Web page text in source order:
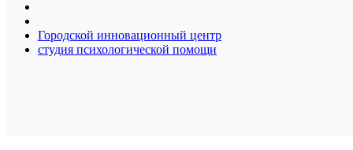
Городской инновационный центр
студия психологической помощи